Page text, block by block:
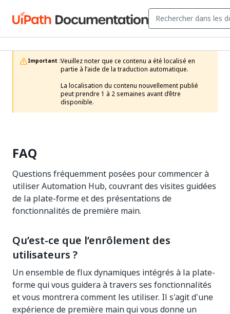
Important :Veuillez noter que ce contenu a été localisé en
partie à l’aide de la traduction automatique.
La localisation du contenu nouvellement publié
peut prendre 1 à 2 semaines avant d’être
disponible.
FAQ
Questions fréquemment posées pour commencer à
utiliser Automation Hub, couvrant des visites guidées
de la plate-forme et des présentations de
fonctionnalités de première main.
Qu’est-ce que l’enrôlement des
utilisateurs ?
Un ensemble de flux dynamiques intégrés à la plate-
forme qui vous guidera à travers ses fonctionnalités
et vous montrera comment les utiliser. Il s'agit d'une
expérience de première main qui vous donne un